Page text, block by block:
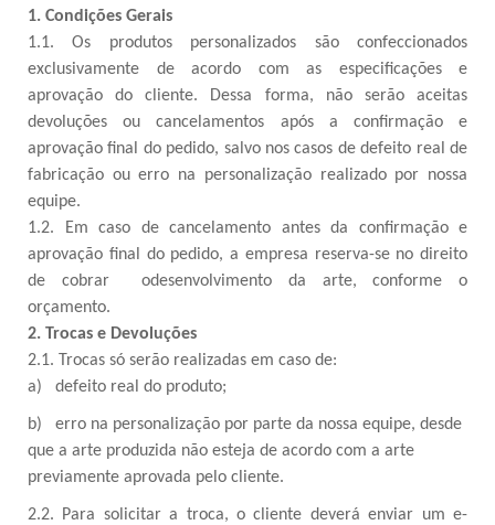
1. Condições Gerais
1.1. Os produtos personalizados são confeccionados
exclusivamente de acordo com as especificações e
aprovação do cliente. Dessa forma, não serão aceitas
devoluções ou cancelamentos após a confirmação e
aprovação final do pedido, salvo nos casos de defeito real de
fabricação ou erro na personalização realizado por nossa
equipe.
1.2. Em caso de cancelamento antes da confirmação e
aprovação final do pedido, a empresa reserva-se no direito
de cobrar odesenvolvimento da arte, conforme o
orçamento.
2. Trocas e Devoluções
2.1. Trocas só serão realizadas em caso de:
a)
defeito real do produto;
b)
erro na personalização por parte da nossa equipe, desde
que a arte produzida não esteja de acordo com a arte
previamente aprovada pelo cliente.
2.2. Para solicitar a troca, o cliente deverá enviar um e-